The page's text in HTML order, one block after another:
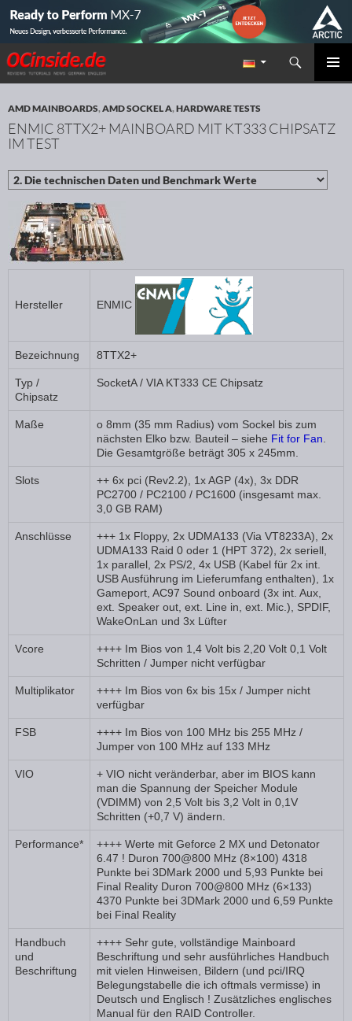
Redaktion ocinside.de PC Hardware Portal
Suchen
ZUM INHALT SPRINGEN
AMD MAINBOARDS,AMD SOCKEL A,HARDWARE TESTS
ENMIC 8TTX2+ MAINBOARD MIT KT333 CHIPSATZ
IM TEST
Hersteller ENMIC
Bezeichnung 8TTX2+
Typ /
Chipsatz
SocketA / VIA KT333 CE Chipsatz
Maße
o 8mm (35 mm Radius) vom Sockel bis zum
nächsten Elko bzw. Bauteil – siehe Fit for Fan.
Die Gesamtgröße beträgt 305 x 245mm.
Slots
++ 6x pci (Rev2.2), 1x AGP (4x), 3x DDR
PC2700 / PC2100 / PC1600 (insgesamt max.
3,0 GB RAM)
Anschlüsse
+++ 1x Floppy, 2x UDMA133 (Via VT8233A), 2x
UDMA133 Raid 0 oder 1 (HPT 372), 2x seriell,
1x parallel, 2x PS/2, 4x USB (Kabel für 2x int.
USB Ausführung im Lieferumfang enthalten), 1x
Gameport, AC97 Sound onboard (3x int. Aux,
ext. Speaker out, ext. Line in, ext. Mic.), SPDIF,
WakeOnLan und 3x Lüfter
Vcore
++++ Im Bios von 1,4 Volt bis 2,20 Volt 0,1 Volt
Schritten / Jumper nicht verfügbar
Multiplikator
++++ Im Bios von 6x bis 15x / Jumper nicht
verfügbar
FSB
++++ Im Bios von 100 MHz bis 255 MHz /
Jumper von 100 MHz auf 133 MHz
VIO
+ VIO nicht veränderbar, aber im BIOS kann
man die Spannung der Speicher Module
(VDIMM) von 2,5 Volt bis 3,2 Volt in 0,1V
Schritten (+0,7 V) ändern.
Performance*
++++ Werte mit Geforce 2 MX und Detonator
6.47 ! Duron 700@800 MHz (8×100) 4318
Punkte bei 3DMark 2000 und 5,93 Punkte bei
Final Reality Duron 700@800 MHz (6×133)
4370 Punkte bei 3DMark 2000 und 6,59 Punkte
bei Final Reality
Handbuch
und
Beschriftung
++++ Sehr gute, vollständige Mainboard
Beschriftung und sehr ausführliches Handbuch
mit vielen Hinweisen, Bildern (und pci/IRQ
Belegungstabelle die ich oftmals vermisse) in
Deutsch und Englisch ! Zusätzliches englisches
Manual für den RAID Controller.